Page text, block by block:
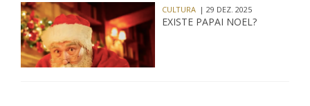
CULTURA | 29 DEZ. 2025
EXISTE PAPAI NOEL?